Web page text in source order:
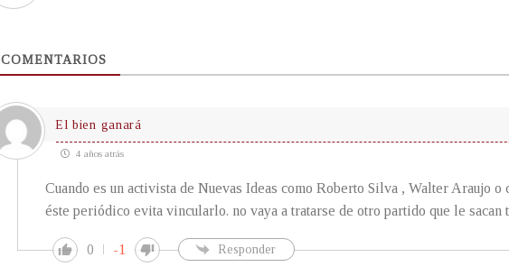
COMENTARIOS
El bien ganará
4 años atrás
Cuando es un activista de Nuevas Ideas como Roberto Silva , Walter Araujo
éste periódico evita vincularlo. no vaya a tratarse de otro partido que le sacan
0 -1 Responder